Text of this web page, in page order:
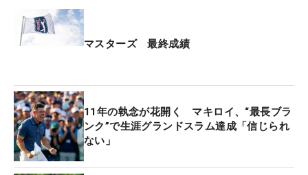
マスターズ 最終成績
11年の執念が花開く マキロイ、“最長ブラ
ンク”で生涯グランドスラム達成「信じられ
ない」